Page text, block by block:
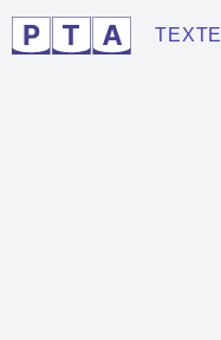
TEXTE